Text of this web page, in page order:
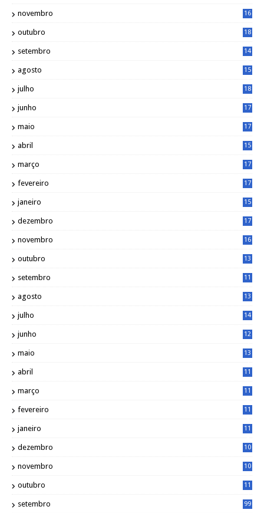
novembro
16
outubro
18
setembro
14
agosto
15
julho
18
junho
17
maio
17
abril
15
março
17
fevereiro
17
janeiro
15
dezembro
17
novembro
16
outubro
13
setembro
11
agosto
13
julho
14
junho
12
maio
13
abril
11
março
11
fevereiro
11
janeiro
11
dezembro
10
novembro
10
outubro
11
setembro 99